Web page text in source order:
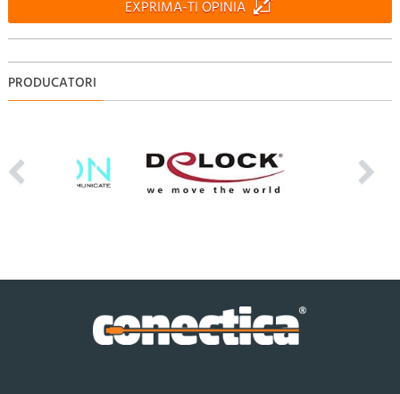
EXPRIMA-TI OPINIA
PRODUCATORI